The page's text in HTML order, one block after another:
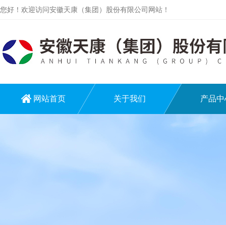
您好！欢迎访问安徽天康（集团）股份有限公司网站！
网站首页 关于我们 产品中